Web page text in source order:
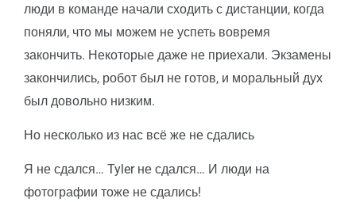
люди в команде начали сходить с дистанции, когда
поняли, что мы можем не успеть вовремя
закончить. Некоторые даже не приехали. Экзамены
закончились, робот был не готов, и моральный дух
был довольно низким.
Но несколько из нас всё же не сдались
Я не сдался… Tyler не сдался… И люди на
фотографии тоже не сдались!